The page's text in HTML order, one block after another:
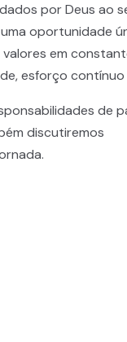
por Deus ao
oportunidade
em
esforço contínuo
de
discutiremos